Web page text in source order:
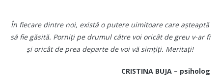
În fiecare dintre noi, există o putere uimitoare care așteaptă
să fie găsită. Porniți pe drumul către voi oricât de greu v-ar fi
și oricât de prea departe de voi vă simțiți. Meritați!
CRISTINA BUJA – psiholog